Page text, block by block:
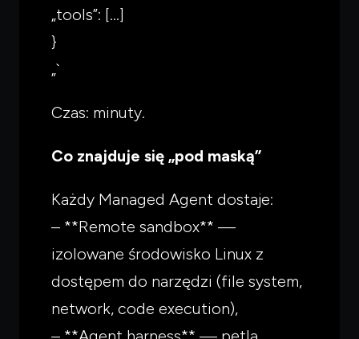
„tools”: […]
}
„`
Czas: minuty.
Co znajduje się „pod maską”
Każdy Managed Agent dostaje:
– **Remote sandbox** —
izolowane środowisko Linux z
dostępem do narzędzi (file system,
network, code execution),
Powiedz czym się zajmujesz — pokażę co warto
przeczytać.